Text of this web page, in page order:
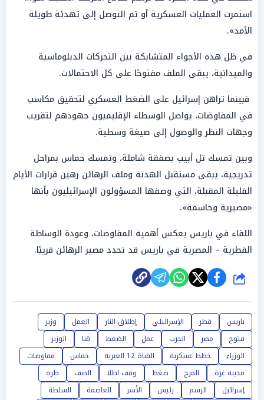
استمرت العمليات العسكرية أو تم التوصل إلى تهدئة طويلة
الأمد».
في ظل هذه الأجواء المتشابكة بين التحركات الدبلوماسية
والميدانية، يبقى الملف مفتوحًا على كل الاحتمالات.
فبينما تراهن إسرائيل على الضغط العسكري لتحقيق مكاسب
في المفاوضات، يواصل الوسطاء الإقليميون جهودهم لتقريب
وجهات النظر والوصول إلى صيغة وسطية.
وبين تمسك تل أبيب بصفقة شاملة، وتمسك حماس بمراحل
تدريجية، يبقى مستقبل الهدنة وملف الرهائن رهين قرارات الأيام
القليلة المقبلة، التي وصفها المسؤولون الإسرائيليون بأنها
«مصيرية وحاسمة».
اللقاء في باريس يعكس أهمية المفاوضات، وعودة الوساطة
القطرية – المصرية في باريس قد تحدد مصير الرهائن قريبًا.
شارك
باريس قطر الإسرائيلي إطلاق النار العمل
وزير
فتوح
مصر الحرب عمل الضغط قنا
الوزير
الوزراء
خطط عسكرية القناة 12 العبرية حماس
مفاوضات
مدينة غزة
المرح ضغط وقف اطلا الصف
طره
إسرائيل
الرسم رئيس الأسر العاصمة
السلطة